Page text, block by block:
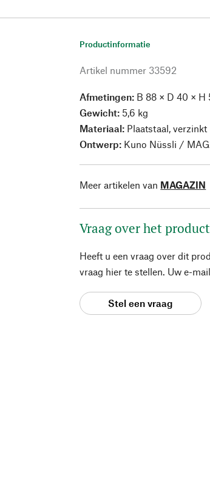
Productinformatie
Artikel nummer 33592
Afmetingen: B 88 × D 40 × H
Gewicht: 5,6 kg
Materiaal: Plaatstaal, verzinkt
Ontwerp: Kuno Nüssli /
Meer artikelen van MAGAZIN
Vraag over het product
Heeft u een vraag over dit
vraag hier te stellen. Uw e-
Stel een vraag